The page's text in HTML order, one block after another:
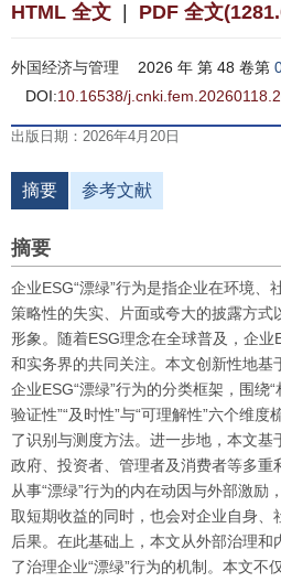
HTML 全文 PDF 全文
外国经济与管理 2026 年 第 48 卷第
DOI:10.16538/
出版日期：2026年4月20日
摘要 参考文献
摘要
企业ESG“漂绿”行为是指企业在环境、
策略性的失实、片面或夸大的披露方式
形象。随着ESG理念在全球普及，企业
和实务界的共同关注。本文创新性地基
企业ESG“漂绿”行为的分类框架，围绕“
验证性”“及时性”与“可理解性”六个维
了识别与测度方法。进一步地，本文基
政府、投资者、管理者及消费者等多重
从事“漂绿”行为的内在动因与外部激励
取短期收益的同时，也会对企业自身、
后果。在此基础上，本文从外部治理
了治理企业“漂绿”行为的机制。本文不